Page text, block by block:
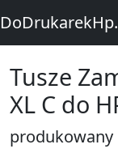
Tusze
XL C do
produkowany